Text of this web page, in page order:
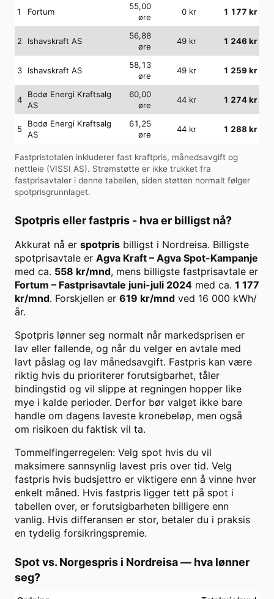
1 Fortum
55,00
øre
0 kr 1 177 kr
2 Ishavskraft AS
56,88
øre
49 kr 1 246 kr
3 Ishavskraft AS
58,13
øre
49 kr 1 259 kr
4
Bodø Energi Kraftsalg
AS
60,00
øre
44 kr 1 274kr
5
Bodø Energi Kraftsalg
AS
61,25
øre
44 kr 1 288 kr
Fastpristotalen inkluderer fast kraftpris, månedsavgift og
nettleie (VISSI AS). Strømstøtte er ikke trukket fra
fastprisavtaler i denne tabellen, siden støtten normalt følger
spotprisgrunnlaget.
Spotpris eller fastpris - hva er billigst nå?
Akkurat nå er spotpris billigst i Nordreisa. Billigste
spotprisavtale er Agva Kraft – Agva Spot-Kampanje
med ca. 558 kr/mnd, mens billigste fastprisavtale er
Fortum – Fastprisavtale juni-juli 2024 med ca. 1 177
kr/mnd. Forskjellen er 619 kr/mnd ved 16 000 kWh/
år.
Spotpris lønner seg normalt når markedsprisen er
lav eller fallende, og når du velger en avtale med
lavt påslag og lav månedsavgift. Fastpris kan være
riktig hvis du prioriterer forutsigbarhet, tåler
bindingstid og vil slippe at regningen hopper like
mye i kalde perioder. Derfor bør valget ikke bare
handle om dagens laveste kronebeløp, men også
om risikoen du faktisk vil ta.
Tommelfingerregelen: Velg spot hvis du vil
maksimere sannsynlig lavest pris over tid. Velg
fastpris hvis budsjettro er viktigere enn å vinne hver
enkelt måned. Hvis fastpris ligger tett på spot i
tabellen over, er forutsigbarheten billigere enn
vanlig. Hvis differansen er stor, betaler du i praksis
en tydelig forsikringspremie.
Spot vs. Norgespris i Nordreisa— hva lønner
seg?